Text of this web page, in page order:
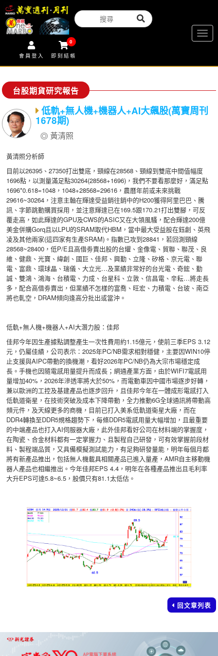
會員登入
0
即刻結帳
台股期貨研究報告
低軌+無人機+機器人+AI大飆股(萬寶周刊
1678期)
黃清照
黃清照分析師
目前以26395、27350打出雙底，頸線在28568、頸線到雙底中間值幅度
1696點，以測量滿足點30264(28568+1696)，我們不要看那麼好，滿足點
1696*0.618=1048，1048+28568=29616，農曆年前或未來挑戰
29616~30264，注意主軸在輝達受益銷往銷中的H200獲得阿里巴巴、騰
訊、字節跳動購買採用，並注意輝達已在169.5跟170.21打出雙腳，可反
覆走高，如此輝達的GPU及CWS的ASIC又在大領風騷，配合輝達200億
美金併購Gorq且以LPU的SRAM取代HBM，當中最大受益股在鈺創、英飛
凌及其他兩家(這四家有生產SRAM)。指數已攻到28841，若回測頸線
28568~28400，低P/E且高借劵賣出股的台燿、金像電、貿聯、聯茂、良
維、健鼎、光寶、緯創、國巨、佳邦、興勤、立隆、矽格、京元電、聯
電、富鼎、環球晶、瑞儀、大立光…及業績非常好的台光電、奇鋐、勤
誠、雙鴻、鴻海、台積電、力成、台星科、立敦、信昌電、辛耘…將走長
多，配合高借劵賣出，但業績不怎樣的富喬、旺宏、力積電、台玻、南亞
將也軋空，DRAM傾向逢高分批出或當沖。
低軌+無人機+機器人+AI大潛力股：佳邦
佳邦今年因生產據點調整產生一次性費用約1.15億元，使前三季EPS 3.12
元，仍屬佳績，公司表示：2025年PC/NB需求相對穩健，主要因WIN10停
止支援與AIPC帶動的換機潮，看好2026年PC/NB仍為大宗市場穩定成
長。手機也因隨電感用量提升而成長；網通產業方面，由於WIFI7電感用
量增加40%，2026年滲透率將大於50%，而電動車因中國市場逐步好轉，
兼以歐洲的工控及基建產品也逐步回升，且佳邦今年在一體成形電感打入
低軌道衛星，在技術突破及成本下降帶動，全力推動6G全球通訊將帶動高
頻元件，及天線更多的商機，目前已打入美系低軌道衛星大廠，而在
DDR4轉換至DDR5規格趨勢下，每條DDR5電感用量大幅增加，且最重要
的中端產品也打入AI伺服器大廠，此外佳邦看好公司在材料端的掌握度，
在陶瓷、合金材料都有一定掌握力、且製程自己研發，可有效掌握前段材
料、製程端品質，又具備模擬測試能力，有足夠研發量能，明年每個月都
將有新產品推出，包括無人機載具相關產品已進入量產，AMR自主移動機
器人產品也相繼推出。今年佳邦EPS 4.4，明年在各種產品推出且毛利率
大升EPS可達5.8~6.5，股價只有81.1太低估。
回文章列表